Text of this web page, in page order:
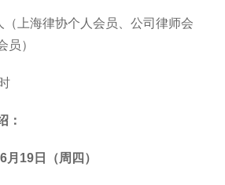
（上海律协个人会员、公司律师会
员）
：
6月19日（周四）